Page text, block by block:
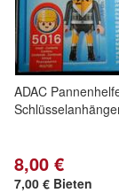
ADAC
8,00 €
7,00 € Bieten